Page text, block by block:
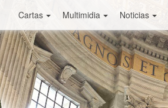
Cartas Multimidia Noticias